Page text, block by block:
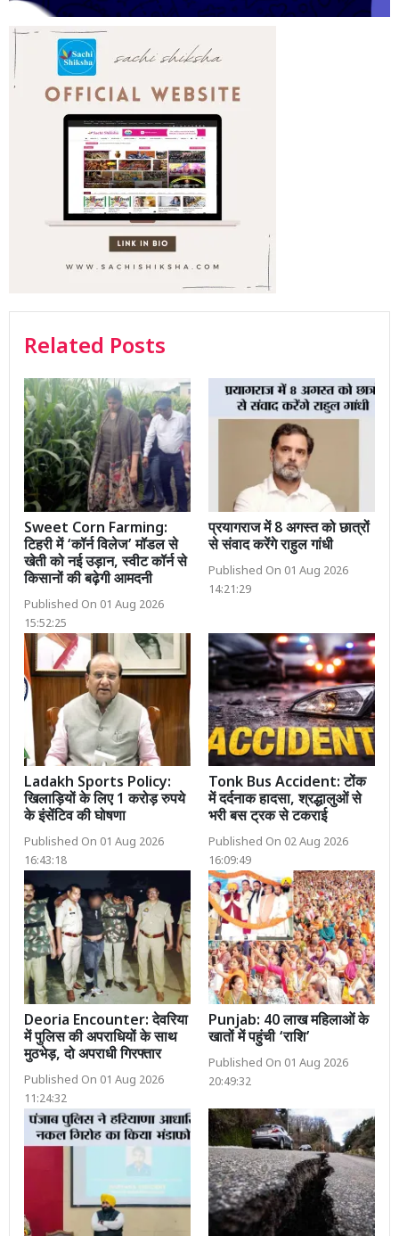
Related Posts
Sweet Corn Farming:
टिहरी में ‘कॉर्न विलेज’ मॉडल से
खेती को नई उड़ान, स्वीट कॉर्न से
किसानों की बढ़ेगी आमदनी
Published On 01 Aug 2026
15:52:25
प्रयागराज में 8 अगस्त को छात्रों
से संवाद करेंगे राहुल गांधी
Published On 01 Aug 2026
14:21:29
Ladakh Sports Policy:
खिलाड़ियों के लिए 1 करोड़ रुपये
के इंसेंटिव की घोषणा
Published On 01 Aug 2026
16:43:18
Tonk Bus Accident: टोंक
में दर्दनाक हादसा, श्रद्धालुओं से
भरी बस ट्रक से टकराई
Published On 02 Aug 2026
16:09:49
Deoria Encounter: देवरिया
में पुलिस की अपराधियों के साथ
मुठभेड़, दो अपराधी गिरफ्तार
Published On 01 Aug 2026
11:24:32
Punjab: 40 लाख महिलाओं के
खातों में पहुंची ‘राशि’
Published On 01 Aug 2026
20:49:32